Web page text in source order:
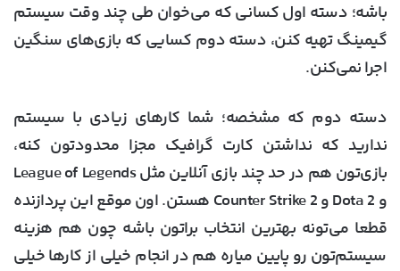
باشه؛ دسته اول کسانی که می‌خوان طی چند وقت سیستم
گیمینگ تهیه کنن، دسته دوم کسایی که بازی‌های سنگین
اجرا نمی‌کنن.
دسته دوم که مشخصه؛ شما کارهای زیادی با سیستم‌
ندارید که نداشتن کارت گرافیک مجزا محدودتون کنه،
بازی‌تون هم در حد چند بازی آنلاین مثل League of Legends
و Dota 2 و Counter Strike 2 هستن. اون موقع این پردازنده
قطعا می‌تونه بهترین انتخاب براتون باشه چون هم هزینه
سیستم‌تون رو پایین میاره هم در انجام خیلی از کارها خیلی